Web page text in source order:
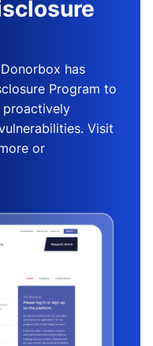
has
Program to
Visit
or